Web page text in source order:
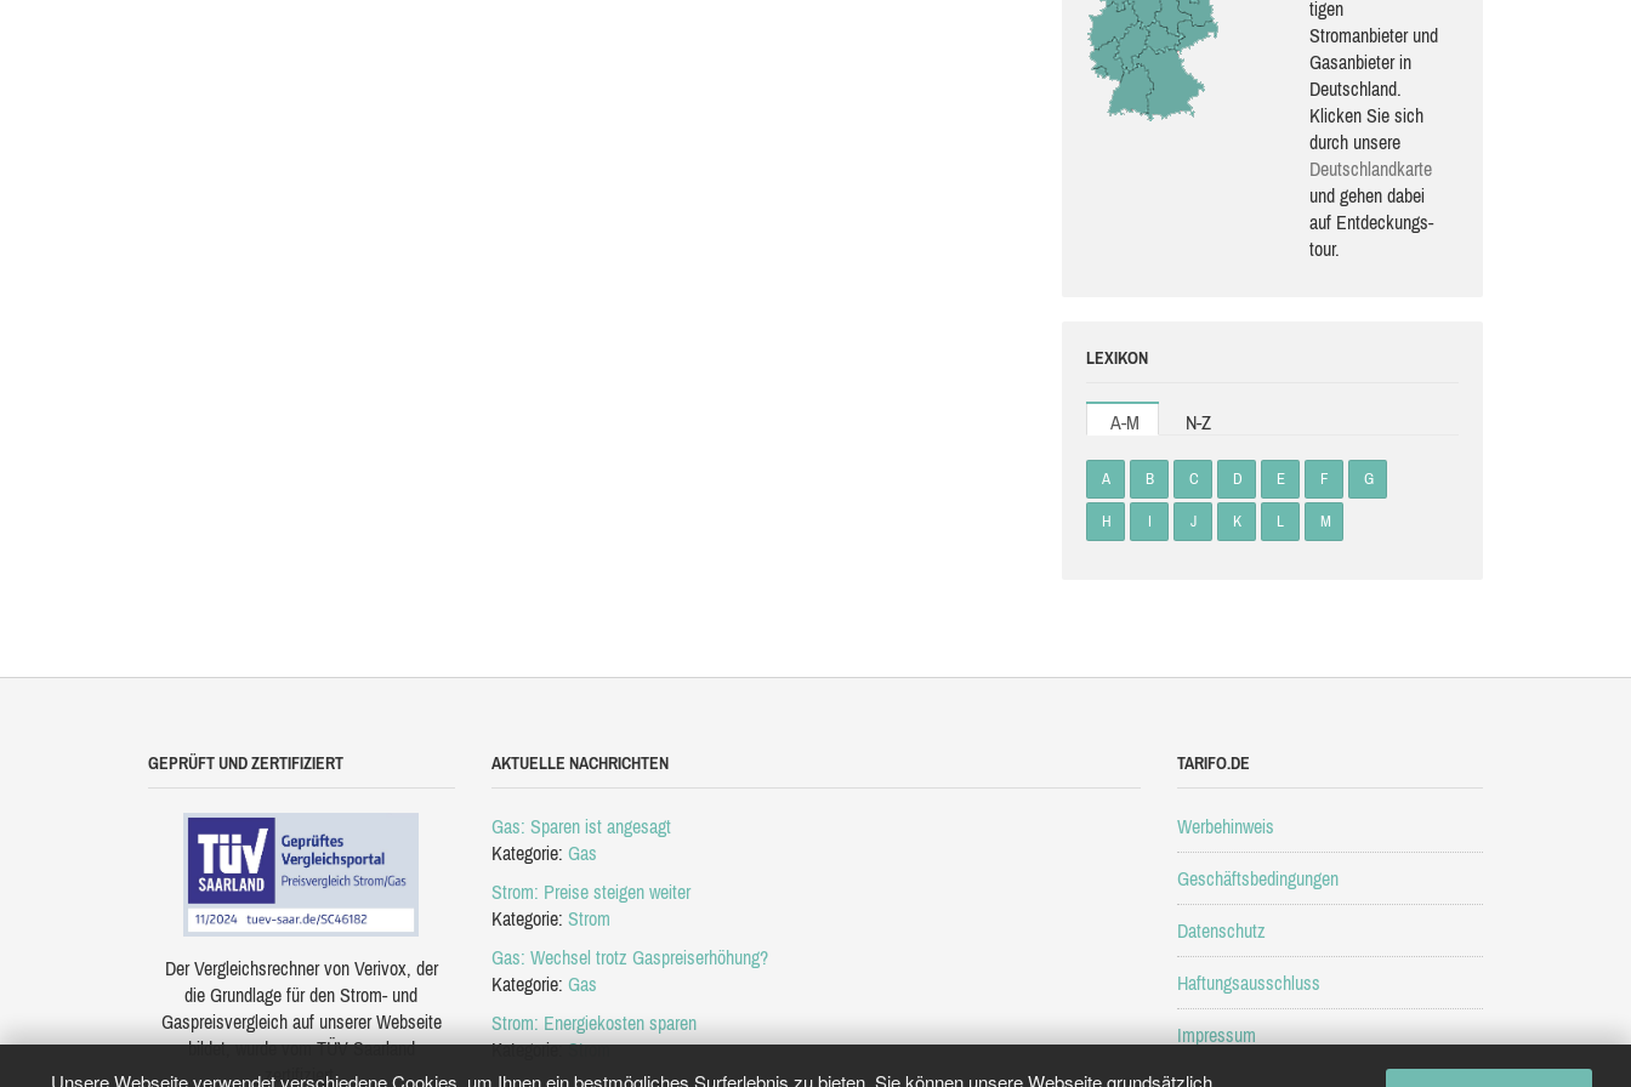
Unsere Webseite verwendet verschiedene Cookies, um Ihnen ein bestmögliches Surferlebnis zu bieten. Sie können unsere Webseite grundsätzlich
ti­gen
Stromanbieter und
Gasanbieter in
Deutschland.
Klicken Sie sich
durch unsere
Deutsch­land­karte
und gehen dabei
auf Ent­de­ckungs­
tour.
LEXIKON
A-M N-Z
A B C D E F G
H I J K L M
GEPRÜFT UND ZERTIFIZIERT
Der Vergleichsrechner von Verivox, der
die Grundlage für den Strom- und
Gaspreisvergleich auf unserer Webseite
bildet, wurde vom TÜV Saarland
zertifiziert.
AKTUELLE NACHRICHTEN
Gas: Sparen ist angesagt
Kategorie: Gas
Strom: Preise steigen weiter
Kategorie: Strom
Gas: Wechsel trotz Gaspreiserhöhung?
Kategorie: Gas
Strom: Energiekosten sparen
Kategorie:Strom
TARIFO.DE
Werbehinweis
Geschäftsbedingungen
Datenschutz
Haftungsausschluss
Impressum